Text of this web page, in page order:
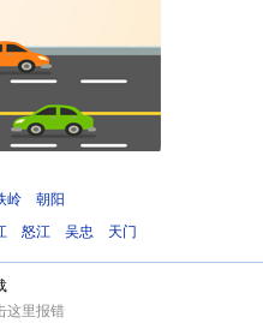
岭
朝阳
怒江 吴忠 天门
这里报错